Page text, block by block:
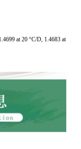
at 20 °C/D, 1.4683 at